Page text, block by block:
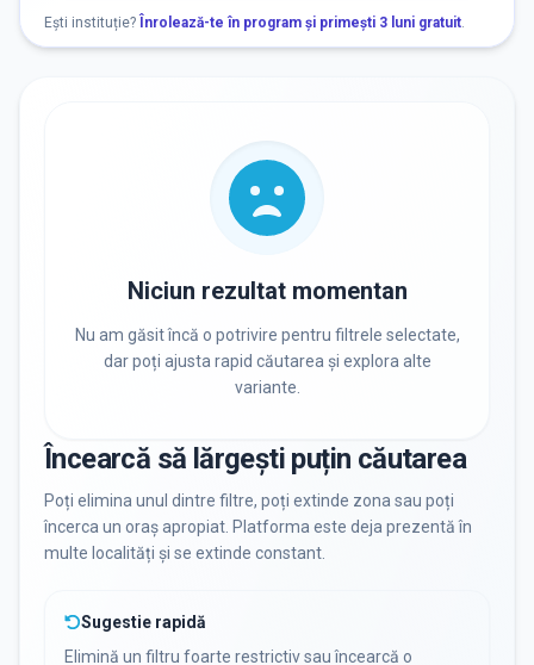
Nu există informații despre locuri libere
Resetează filtrele
Ești instituție? Înrolează-te în program și primești 3 luni gratuit.
Niciun rezultat momentan
Nu am găsit încă o potrivire pentru filtrele selectate,
dar poți ajusta rapid căutarea și explora alte
variante.
Încearcă să lărgești puțin căutarea
Poți elimina unul dintre filtre, poți extinde zona sau poți
încerca un oraș apropiat. Platforma este deja prezentă în
multe localități și se extinde constant.
Sugestie rapidă
Elimină un filtru foarte restrictiv sau încearcă o